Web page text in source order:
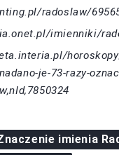
radoslaw/
imienniki/
je-73-razy-
imienia